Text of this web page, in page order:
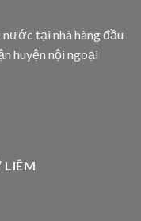
tại nhà hàng đầu
huyện nội ngoại